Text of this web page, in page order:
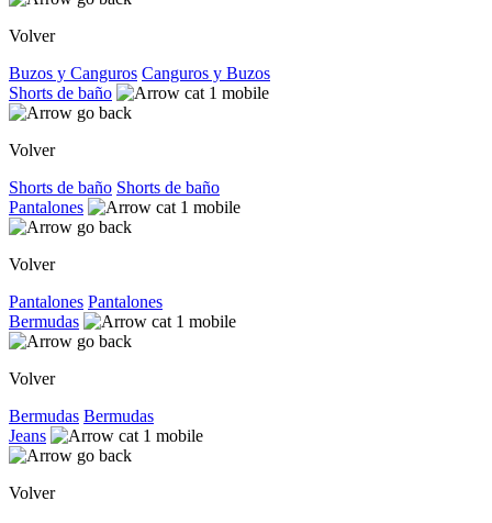
Volver
Buzos y Canguros Canguros y Buzos
Shorts de baño
Volver
Shorts de baño Shorts de baño
Pantalones
Volver
Pantalones Pantalones
Bermudas
Volver
Bermudas Bermudas
Jeans
Volver